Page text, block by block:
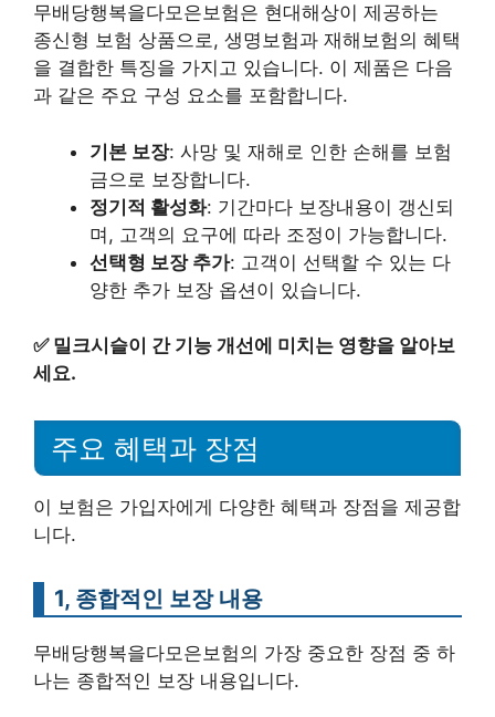
무배당행복을다모은보험은 현대해상이 제공하는
종신형 보험 상품으로, 생명보험과 재해보험의 혜택
을 결합한 특징을 가지고 있습니다. 이 제품은 다음
과 같은 주요 구성 요소를 포함합니다.
기본 보장: 사망 및 재해로 인한 손해를 보험
금으로 보장합니다.
정기적 활성화: 기간마다 보장내용이 갱신되
며, 고객의 요구에 따라 조정이 가능합니다.
선택형 보장 추가: 고객이 선택할 수 있는 다
양한 추가 보장 옵션이 있습니다.
✅ 밀크시슬이 간 기능 개선에 미치는 영향을 알아보
세요.
주요 혜택과 장점
이 보험은 가입자에게 다양한 혜택과 장점을 제공합
니다.
1, 종합적인 보장 내용
무배당행복을다모은보험의 가장 중요한 장점 중 하
나는 종합적인 보장 내용입니다.